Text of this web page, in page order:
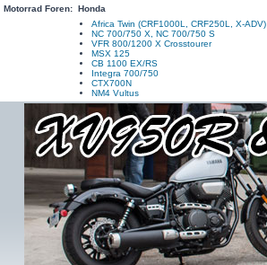
Motorrad Foren: Honda
Africa Twin (CRF1000L, CRF250L, X-ADV)
NC 700/750 X, NC 700/750 S
VFR 800/1200 X Crosstourer
MSX 125
CB 1100 EX/RS
Integra 700/750
CTX700N
NM4 Vultus